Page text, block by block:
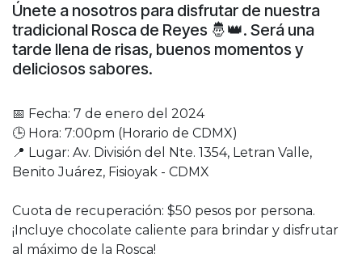
Únete a nosotros para disfrutar de nuestra
tradicional Rosca de Reyes 🤴👑. Será una
tarde llena de risas, buenos momentos y
deliciosos sabores.
📅 Fecha: 7 de enero del 2024
🕒 Hora: 7:00pm (Horario de CDMX)
📍 Lugar: Av. División del Nte. 1354, Letran Valle,
Benito Juárez, Fisioyak - CDMX
Cuota de recuperación: $50 pesos por persona.
¡Incluye chocolate caliente para brindar y disfrutar
al máximo de la Rosca!